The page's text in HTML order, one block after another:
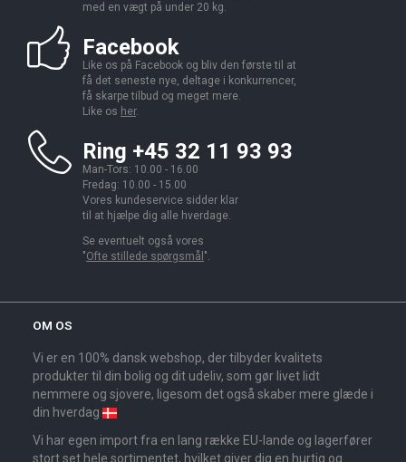
med en vægt på under 20 kg.
Facebook
Like os på Facebook og bliv den første til at
få det seneste nye, deltage i konkurrencer,
få skarpe tilbud og meget mere.
Like os her.
Ring +45 32 11 93 93
Man-Tors: 10.00 - 16.00
Fredag: 10.00 - 15.00
Vores kundeservice sidder klar
til at hjælpe dig alle hverdage.
Se eventuelt også vores
"Ofte stillede spørgsmål ".
OM OS
Vi er en 100% dansk webshop, der tilbyder kvalitets
produkter til din bolig og dit udeliv, som gør livet lidt
nemmere og sjovere, ligesom det også skaber mere glæde i
din hverdag
Vi har egen import fra en lang række EU-lande og lagerfører
stort set hele sortimentet, hvilket giver dig en hurtig og